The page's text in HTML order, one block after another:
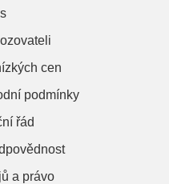
cen
podmínky
řád
a právo